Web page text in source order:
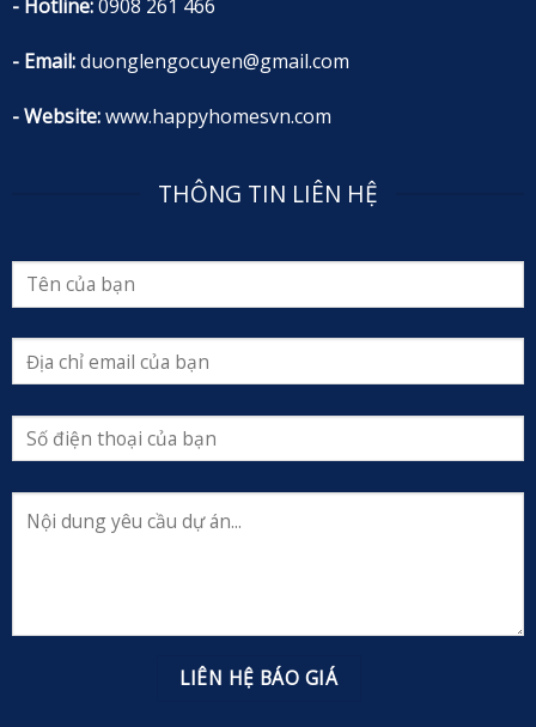
- Hotline:0908 261 466
- Email:duonglengocuyen@gmail.com
- Website:www.happyhomesvn.com
THÔNG TIN LIÊN HỆ